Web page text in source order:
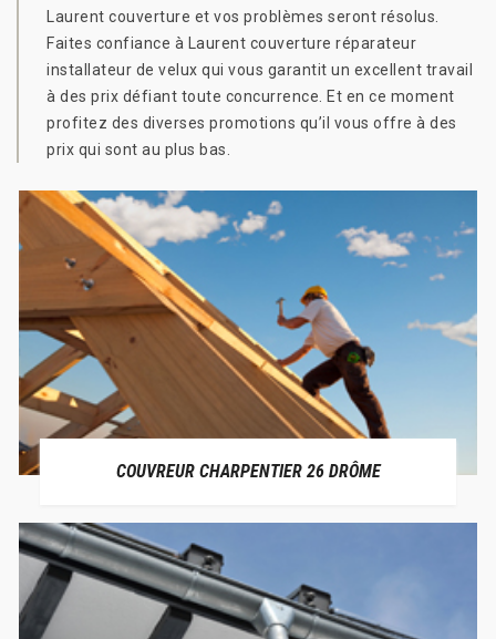
Laurent couverture et vos problèmes seront résolus.
Faites confiance à Laurent couverture réparateur
installateur de velux qui vous garantit un excellent travail
à des prix défiant toute concurrence. Et en ce moment
profitez des diverses promotions qu’il vous offre à des
prix qui sont au plus bas.
COUVREUR CHARPENTIER 26 DRÔME